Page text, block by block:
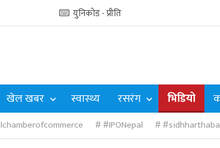
युनिकोड - प्रीति
खेल खबर स्वास्थ्य रसरंग भिडियो
#IPONepal